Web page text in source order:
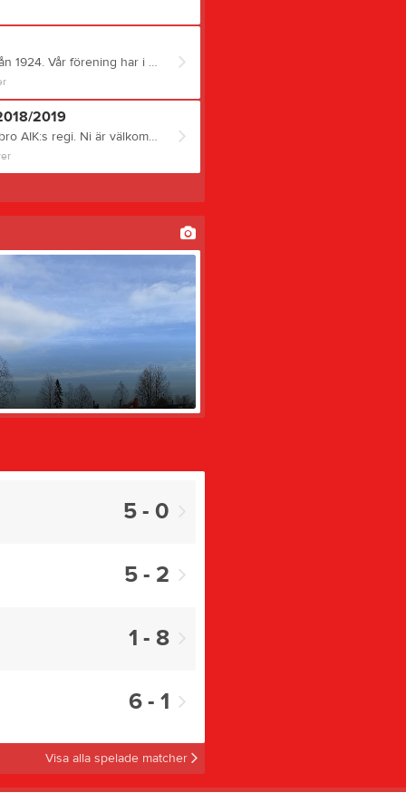
Älandsbro AIK är en ideell idrottsförening med anor från 1924. Vår förening har i över 100 år varit en samlingspunkt för idrott, gemenskap och utveckling – med barn och ungdomar i fokus. Fotboll är idag vår huvudsakliga verksamhet, men vår grundidé är densamma som vid starten: att skapa en trygg, rolig och meningsfull fritid för alla. Vår vision Vi arbetar för att: Främja gemenskap, glädje och kamratskap genom idrott. Ge alla barn och ungdomar möjlighet att delta och utvecklas – både som spelare och individer. Motverka utslagning genom låga medlems- och deltagaravgifter. Skapa en inkluderande och jämställd idrottsmiljö fri från alkohol, droger och dopning. Engagera föräldrar, ledare och supportrar i en positiv föreningskultur. Varför vi behöver sponsorer Som ideell förening är vi beroende av externa bidrag för att kunna hålla kostnaderna nere för våra medlemmar. Ditt stöd gör det möjligt för oss att: Erbjuda alla spelare och ledare gemensamma träningskläder (t.ex. träningsoveraller). Täcka kostnader för drift, material och utbildning av ledare. Fortsätta vara en öppen och tillgänglig förening för alla barn och unga i Älandsbro med omnejd. Vad du får som sponsor Att sponsra Älandsbro AIK är inte bara en investering i unga människors fritid och hälsa – det är också ett sätt att stärka ert varumärke lokalt. Som sponsor får du: Synlighet genom logotyp på skyltar vid träning och matcher. Exponering i våra sociala medier och på vår hemsida. Möjlighet att synas i samband med föreningens evenemang och aktiviteter. Vill du vara med och göra skillnad? Vi söker både företag och privatpersoner som vill bidra till vår fortsatta utveckling. Tillsammans kan vi bygga en stark, inkluderande och hållbar förening – öppen för alla.
2019
Nu startar vi upp flickor födda 2018 och 2019 i Älandsbro AIK:s regi. Ni är välkommen på den första träniungen som är Måndag: 5/5 Tid: kl 17.30 Plats: Älandshov (Älandsbro skola forbollsplaner)
5 - 0
5 - 2
1 - 8
6 - 1
Visa alla spelade matcher